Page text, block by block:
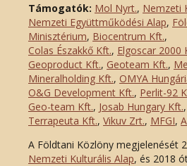
Támogatók: Mol Nyrt., Nemzeti
Nemzeti Együttműködési Alap,
Minisztérium, Biocentrum Kft.,
Colas Északkő Kft., Elgoscar 2000
Geoproduct Kft., Geoteam Kft.,
Mineralholding Kft., OMYA
O&G Development Kft., Perlit-92
Geo-team Kft., Josab Hungary Kft.,
Terrapeuta Kft., Vikuv Zrt., MFGI,
A Földtani Közlöny megjelenését
Nemzeti Kulturális Alap, és 2018